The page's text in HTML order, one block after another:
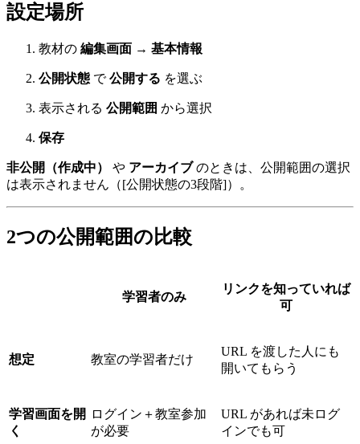
設定場所
教材の 編集画面 → 基本情報
公開状態 で公開する を選ぶ
表示される 公開範囲 から選択
保存
非公開（作成中） や アーカイブのときは、公開範囲の選択
は表示されません（[公開状態の3段階]）。
2つの公開範囲の比較
学習者のみ
リンクを知っていれば
可
想定 教室の学習者だけ
URL を渡した人にも
開いてもらう
学習画面を開
く
ログイン＋教室参加
が必要
URL があれば未ログ
インでも可